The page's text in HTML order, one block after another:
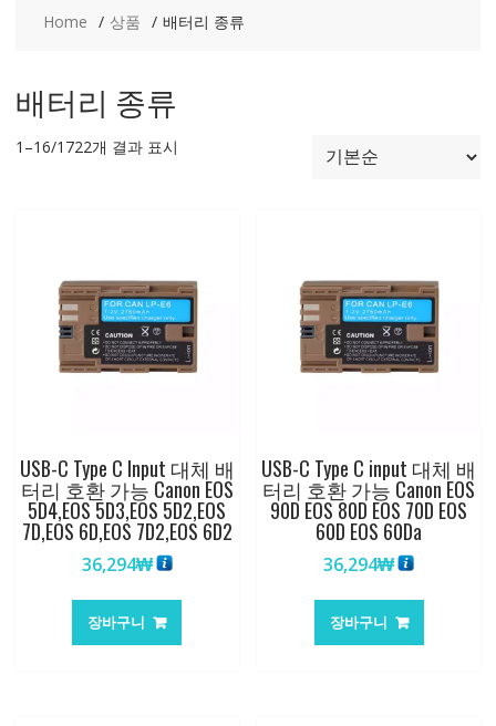
Home 상품 배터리 종류
배터리 종류
1–16/1722개 결과 표시
USB-C Type C Input 대체 배
터리 호환 가능 Canon EOS
5D4,EOS 5D3,EOS 5D2,EOS
7D,EOS 6D,EOS 7D2,EOS 6D2
36,294₩
장바구니
USB-C Type C input 대체 배
터리 호환 가능 Canon EOS
90D EOS 80D EOS 70D EOS
60D EOS 60Da
36,294₩
장바구니